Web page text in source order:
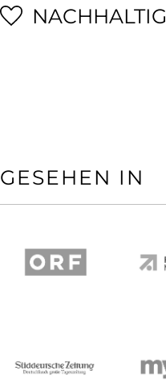
GESEHEN IN